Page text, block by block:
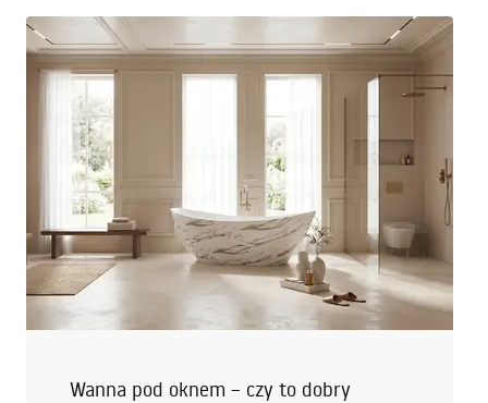
Sprawdź też, jak działa przełącznik w baterii
wannowej starego typu i jakie są najczęstsze
objawy jego uszkodzeń.
Wanna pod oknem – czy to dobry